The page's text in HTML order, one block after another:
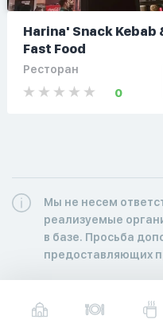
Harina' Snack Kebab
Fast Food
Ресторан
0
Мы не несем
реализуемые
в базе. Просьба
предоставляющих